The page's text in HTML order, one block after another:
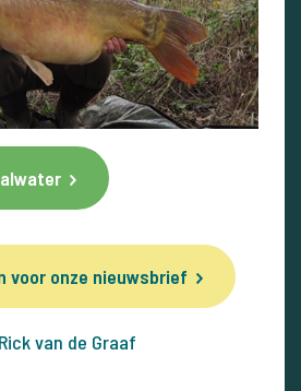
voor onze nieuwsbrief
van de Graaf